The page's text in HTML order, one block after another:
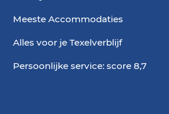
Meeste Accommodaties
Alles voor je Texelverblijf
Persoonlijke service: score 8,7